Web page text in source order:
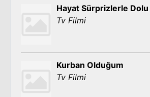
Hayat Sürprizlerle Dolu
Tv Filmi
Kurban Olduğum
Tv Filmi